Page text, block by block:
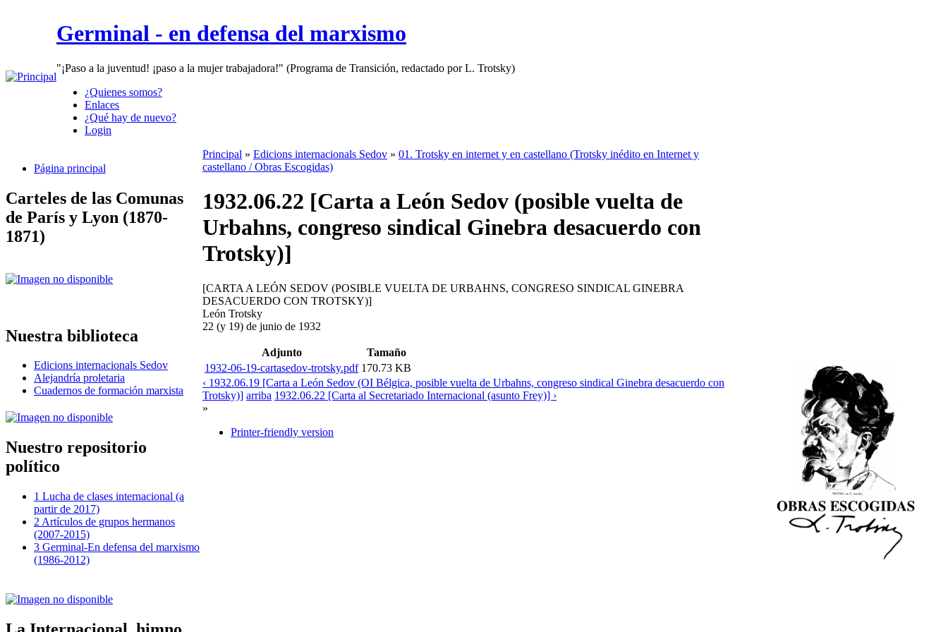
Germinal - en defensa del marxismo
"¡Paso a la juventud! ¡paso a la mujer trabajadora!" (Programa de Transición, redactado por L. Trotsky)
¿Quienes somos?
Enlaces
¿Qué hay de nuevo?
Login
Página principal
Carteles de las Comunas
de París y Lyon (1870-
1871)
Nuestra biblioteca
Edicions internacionals Sedov
Alejandría proletaria
Cuadernos de formación marxista
Nuestro repositorio
político
1 Lucha de clases internacional (a
partir de 2017)
2 Artículos de grupos hermanos
(2007-2015)
3 Germinal-En defensa del marxismo
(1986-2012)
Principal » Edicions internacionals Sedov » 01. Trotsky en internet y en castellano (Trotsky inédito en Internet y
castellano / Obras Escogidas)
1932.06.22 [Carta a León Sedov (posible vuelta de
Urbahns, congreso sindical Ginebra desacuerdo con
Trotsky)]
[CARTA A LEÓN SEDOV (POSIBLE VUELTA DE URBAHNS, CONGRESO SINDICAL GINEBRA
DESACUERDO CON TROTSKY)]
León Trotsky
22 (y 19) de junio de 1932
Adjunto
Tamaño
1932-06-19-cartasedov-trotsky.pdf 170.73 KB
‹ 1932.06.19 [Carta a León Sedov (OI Bélgica, posible vuelta de Urbahns, congreso sindical Ginebra desacuerdo con
Trotsky)] arriba 1932.06.22 [Carta al Secretariado Internacional (asunto Frey)] ›
»
Printer-friendly version